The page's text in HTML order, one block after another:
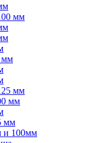
мм
мм
мм
мм
мм
и 100мм